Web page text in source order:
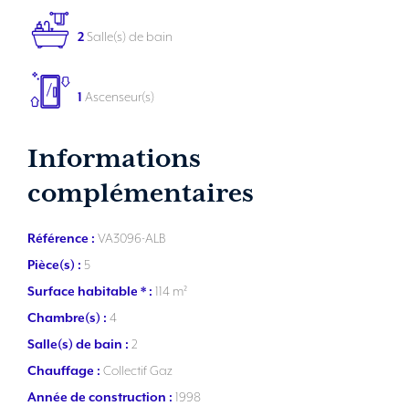
2Salle(s) de bain
1 Ascenseur(s)
Informations
complémentaires
Référence : VA3096-ALB
Pièce(s) : 5
Surface habitable * : 114 m²
Chambre(s) : 4
Salle(s) de bain : 2
Chauffage : Collectif Gaz
Année de construction : 1998